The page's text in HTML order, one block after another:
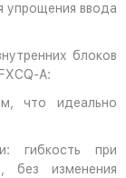
упрощения ввода
блоков
A:
что идеально
гибкость при
без изменения